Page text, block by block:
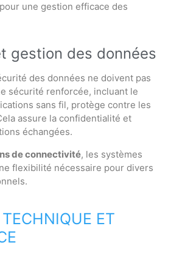
une gestion efficace des
gestion des données
des données ne doivent pas
sécurité renforcée, incluant le
sans fil, protège contre les
assure la confidentialité et
échangées.
de connectivité, les systèmes
flexibilité nécessaire pour divers
ET